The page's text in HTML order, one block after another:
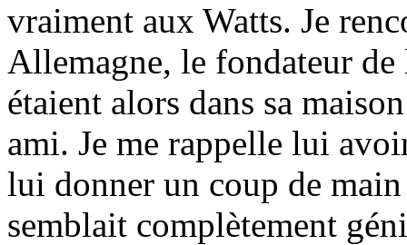
vraiment aux Watts. Je
Allemagne, le fondateur
étaient alors dans sa
ami. Je me rappelle lui
lui donner un coup de
semblait complètement